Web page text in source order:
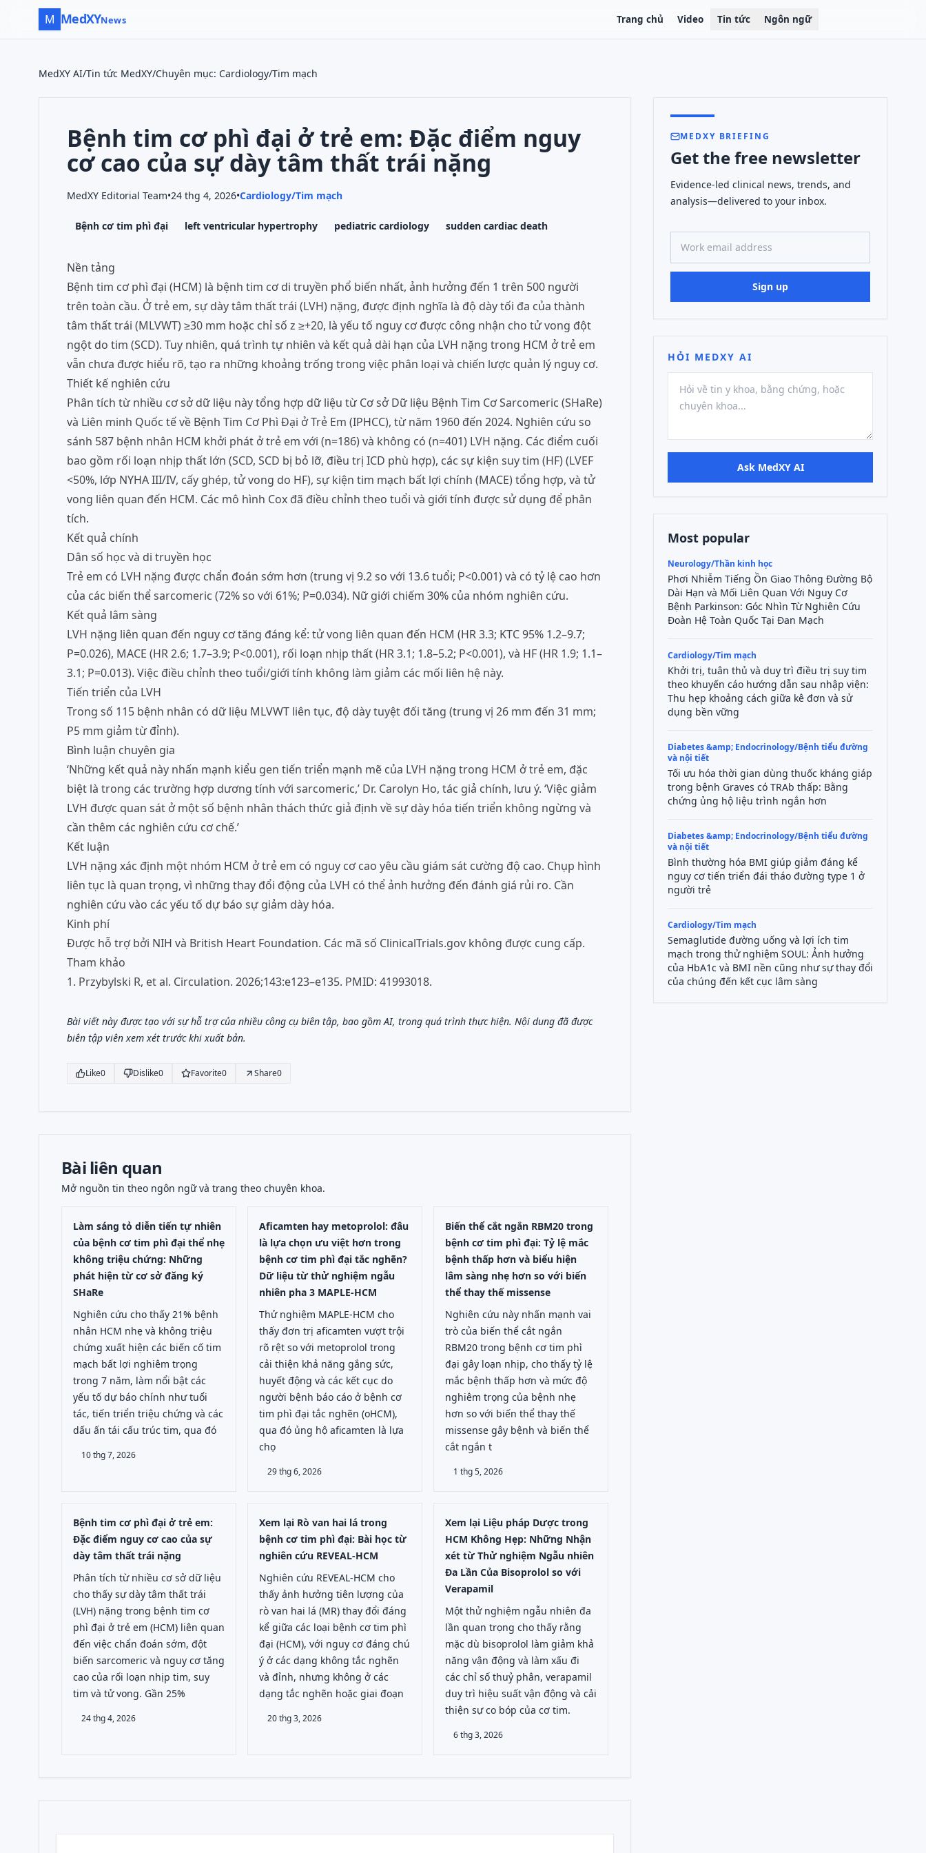
M MedXYNews Trang chủ Video Tin tức Ngôn ngữ
MedXY AI/Tin tức MedXY/Chuyên mục: Cardiology/Tim mạch
Bệnh tim cơ phì đại ở trẻ em: Đặc điểm nguy
cơ cao của sự dày tâm thất trái nặng
MedXY Editorial Team•24 thg 4, 2026•Cardiology/Tim mạch
Bệnh cơ tim phì đại left ventricular hypertrophy pediatric cardiology sudden cardiac death
Nền tảng
Bệnh tim cơ phì đại (HCM) là bệnh tim cơ di truyền phổ biến nhất, ảnh hưởng đến 1 trên 500 người
trên toàn cầu. Ở trẻ em, sự dày tâm thất trái (LVH) nặng, được định nghĩa là độ dày tối đa của thành
tâm thất trái (MLVWT) ≥30 mm hoặc chỉ số z ≥+20, là yếu tố nguy cơ được công nhận cho tử vong đột
ngột do tim (SCD). Tuy nhiên, quá trình tự nhiên và kết quả dài hạn của LVH nặng trong HCM ở trẻ em
vẫn chưa được hiểu rõ, tạo ra những khoảng trống trong việc phân loại và chiến lược quản lý nguy cơ.
Thiết kế nghiên cứu
Phân tích từ nhiều cơ sở dữ liệu này tổng hợp dữ liệu từ Cơ sở Dữ liệu Bệnh Tim Cơ Sarcomeric (SHaRe)
và Liên minh Quốc tế về Bệnh Tim Cơ Phì Đại ở Trẻ Em (IPHCC), từ năm 1960 đến 2024. Nghiên cứu so
sánh 587 bệnh nhân HCM khởi phát ở trẻ em với (n=186) và không có (n=401) LVH nặng. Các điểm cuối
bao gồm rối loạn nhịp thất lớn (SCD, SCD bị bỏ lỡ, điều trị ICD phù hợp), các sự kiện suy tim (HF) (LVEF
<50%, lớp NYHA III/IV, cấy ghép, tử vong do HF), sự kiện tim mạch bất lợi chính (MACE) tổng hợp, và tử
vong liên quan đến HCM. Các mô hình Cox đã điều chỉnh theo tuổi và giới tính được sử dụng để phân
tích.
Kết quả chính
Dân số học và di truyền học
Trẻ em có LVH nặng được chẩn đoán sớm hơn (trung vị 9.2 so với 13.6 tuổi; P<0.001) và có tỷ lệ cao hơn
của các biến thể sarcomeric (72% so với 61%; P=0.034). Nữ giới chiếm 30% của nhóm nghiên cứu.
Kết quả lâm sàng
LVH nặng liên quan đến nguy cơ tăng đáng kể: tử vong liên quan đến HCM (HR 3.3; KTC 95% 1.2–9.7;
P=0.026), MACE (HR 2.6; 1.7–3.9; P<0.001), rối loạn nhịp thất (HR 3.1; 1.8–5.2; P<0.001), và HF (HR 1.9; 1.1–
3.1; P=0.013). Việc điều chỉnh theo tuổi/giới tính không làm giảm các mối liên hệ này.
Tiến triển của LVH
Trong số 115 bệnh nhân có dữ liệu MLVWT liên tục, độ dày tuyệt đối tăng (trung vị 26 mm đến 31 mm;
P5 mm giảm từ đỉnh).
Bình luận chuyên gia
‘Những kết quả này nhấn mạnh kiểu gen tiến triển mạnh mẽ của LVH nặng trong HCM ở trẻ em, đặc
biệt là trong các trường hợp dương tính với sarcomeric,’ Dr. Carolyn Ho, tác giả chính, lưu ý. ‘Việc giảm
LVH được quan sát ở một số bệnh nhân thách thức giả định về sự dày hóa tiến triển không ngừng và
cần thêm các nghiên cứu cơ chế.’
Kết luận
LVH nặng xác định một nhóm HCM ở trẻ em có nguy cơ cao yêu cầu giám sát cường độ cao. Chụp hình
liên tục là quan trọng, vì những thay đổi động của LVH có thể ảnh hưởng đến đánh giá rủi ro. Cần
nghiên cứu vào các yếu tố dự báo sự giảm dày hóa.
Kinh phí
Được hỗ trợ bởi NIH và British Heart Foundation. Các mã số ClinicalTrials.gov không được cung cấp.
Tham khảo
1. Przybylski R, et al. Circulation. 2026;143:e123–e135. PMID: 41993018.
Bài viết này được tạo với sự hỗ trợ của nhiều công cụ biên tập, bao gồm AI, trong quá trình thực hiện. Nội dung đã được
biên tập viên xem xét trước khi xuất bản.
Like0 Dislike0 Favorite0 Share0
Bài liên quan
Mở nguồn tin theo ngôn ngữ và trang theo chuyên khoa.
Làm sáng tỏ diễn tiến tự nhiên
của bệnh cơ tim phì đại thể nhẹ
không triệu chứng: Những
phát hiện từ cơ sở đăng ký
SHaRe
Nghiên cứu cho thấy 21% bệnh
nhân HCM nhẹ và không triệu
chứng xuất hiện các biến cố tim
mạch bất lợi nghiêm trọng
trong 7 năm, làm nổi bật các
yếu tố dự báo chính như tuổi
tác, tiến triển triệu chứng và các
dấu ấn tái cấu trúc tim, qua đó
10 thg 7, 2026
Aficamten hay metoprolol: đâu
là lựa chọn ưu việt hơn trong
bệnh cơ tim phì đại tắc nghẽn?
Dữ liệu từ thử nghiệm ngẫu
nhiên pha 3 MAPLE-HCM
Thử nghiệm MAPLE-HCM cho
thấy đơn trị aficamten vượt trội
rõ rệt so với metoprolol trong
cải thiện khả năng gắng sức,
huyết động và các kết cục do
người bệnh báo cáo ở bệnh cơ
tim phì đại tắc nghẽn (oHCM),
qua đó ủng hộ aficamten là lựa
chọ
29 thg 6, 2026
Biến thể cắt ngắn RBM20 trong
bệnh cơ tim phì đại: Tỷ lệ mắc
bệnh thấp hơn và biểu hiện
lâm sàng nhẹ hơn so với biến
thể thay thế missense
Nghiên cứu này nhấn mạnh vai
trò của biến thể cắt ngắn
RBM20 trong bệnh cơ tim phì
đại gây loạn nhịp, cho thấy tỷ lệ
mắc bệnh thấp hơn và mức độ
nghiêm trọng của bệnh nhẹ
hơn so với biến thể thay thế
missense gây bệnh và biến thể
cắt ngắn t
1 thg 5, 2026
Bệnh tim cơ phì đại ở trẻ em:
Đặc điểm nguy cơ cao của sự
dày tâm thất trái nặng
Phân tích từ nhiều cơ sở dữ liệu
cho thấy sự dày tâm thất trái
(LVH) nặng trong bệnh tim cơ
phì đại ở trẻ em (HCM) liên quan
đến việc chẩn đoán sớm, đột
biến sarcomeric và nguy cơ tăng
cao của rối loạn nhịp tim, suy
tim và tử vong. Gần 25%
24 thg 4, 2026
Xem lại Rò van hai lá trong
bệnh cơ tim phì đại: Bài học từ
nghiên cứu REVEAL-HCM
Nghiên cứu REVEAL-HCM cho
thấy ảnh hưởng tiên lượng của
rò van hai lá (MR) thay đổi đáng
kể giữa các loại bệnh cơ tim phì
đại (HCM), với nguy cơ đáng chú
ý ở các dạng không tắc nghẽn
và đỉnh, nhưng không ở các
dạng tắc nghẽn hoặc giai đoạn
20 thg 3, 2026
Xem lại Liệu pháp Dược trong
HCM Không Hẹp: Những Nhận
xét từ Thử nghiệm Ngẫu nhiên
Đa Lần Của Bisoprolol so với
Verapamil
Một thử nghiệm ngẫu nhiên đa
lần quan trọng cho thấy rằng
mặc dù bisoprolol làm giảm khả
năng vận động và làm xấu đi
các chỉ số thuỷ phân, verapamil
duy trì hiệu suất vận động và cải
thiện sự co bóp của cơ tim.
6 thg 3, 2026
MEDXY BRIEFING
Get the free newsletter
Evidence-led clinical news, trends, and
analysis—delivered to your inbox.
Work email address
Sign up
HỎI MEDXY AI
Ask MedXY AI
Most popular
Neurology/Thần kinh học
Phơi Nhiễm Tiếng Ồn Giao Thông Đường Bộ
Dài Hạn và Mối Liên Quan Với Nguy Cơ
Bệnh Parkinson: Góc Nhìn Từ Nghiên Cứu
Đoàn Hệ Toàn Quốc Tại Đan Mạch
Cardiology/Tim mạch
Khởi trị, tuân thủ và duy trì điều trị suy tim
theo khuyến cáo hướng dẫn sau nhập viện:
Thu hẹp khoảng cách giữa kê đơn và sử
dụng bền vững
Diabetes &amp; Endocrinology/Bệnh tiểu đường
và nội tiết
Tối ưu hóa thời gian dùng thuốc kháng giáp
trong bệnh Graves có TRAb thấp: Bằng
chứng ủng hộ liệu trình ngắn hơn
Diabetes &amp; Endocrinology/Bệnh tiểu đường
và nội tiết
Bình thường hóa BMI giúp giảm đáng kể
nguy cơ tiến triển đái tháo đường type 1 ở
người trẻ
Cardiology/Tim mạch
Semaglutide đường uống và lợi ích tim
mạch trong thử nghiệm SOUL: Ảnh hưởng
của HbA1c và BMI nền cũng như sự thay đổi
của chúng đến kết cục lâm sàng